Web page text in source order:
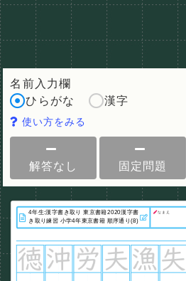
名前入力欄
ひらがな
漢字
使い方をみる
解答なし 固定問題
なまえ